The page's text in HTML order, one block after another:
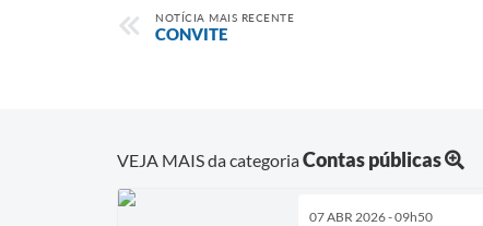
NOTÍCIA MAIS RECENTE
CONVITE
VEJA MAIS da categoriaContas públicas
07 ABR 2026 - 09h50